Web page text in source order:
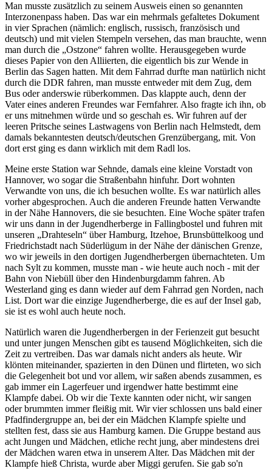
Man musste zusätzlich zu seinem Ausweis einen so genannten
Interzonenpass haben. Das war ein mehrmals gefaltetes Dokument
in vier Sprachen (nämlich: englisch, russisch, französisch und
deutsch) und mit vielen Stempeln versehen, das man brauchte, wenn
man durch die
Ostzone
fahren wollte. Herausgegeben wurde
dieses Papier von den Alliierten, die eigentlich bis zur Wende in
Berlin das Sagen hatten. Mit dem Fahrrad durfte man natürlich nicht
durch die DDR fahren, man musste entweder mit dem Zug, dem
Bus oder anderswie rüberkommen. Das klappte auch, denn der
Vater eines anderen Freundes war Fernfahrer. Also fragte ich ihn, ob
er uns mitnehmen würde und so geschah es. Wir fuhren auf der
leeren Pritsche seines Lastwagens von Berlin nach Helmstedt, dem
damals bekanntesten deutsch/deutschen Grenzübergang, mit. Von
dort erst ging es dann wirklich mit dem Radl los.
Meine erste Station war Sehnde, damals eine kleine Vorstadt von
Hannover, wo sogar die Straßenbahn hinfuhr. Dort wohnten
Verwandte von uns, die ich besuchen wollte. Es war natürlich alles
vorher abgesprochen. Auch die anderen Freunde hatten Verwandte
in der Nähe Hannovers, die sie besuchten. Eine Woche später trafen
wir uns dann in der Jugendherberge in Fallingbostel und fuhren mit
unseren
Drahteseln
über Hamburg, Itzehoe, Brunsbüttelkoog und
Friedrichstadt nach Süderlügum in der Nähe der dänischen Grenze,
wo wir jeweils in den dortigen Jugendherbergen übernachteten. Um
nach Sylt zu kommen, musste man - wie heute auch noch - mit der
Bahn von Niebüll über den Hindenburgdamm fahren. Ab
Westerland ging es dann wieder auf dem Fahrrad gen Norden, nach
List. Dort war die einzige Jugendherberge, die es auf der Insel gab,
sie ist es wohl auch heute noch.
Natürlich waren die Jugendherbergen in der Ferienzeit gut besucht
und unter jungen Menschen gibt es tausend Möglichkeiten, sich die
Zeit zu vertreiben. Das war damals nicht anders als heute. Wir
klönten miteinander, spazierten in den Dünen und flirteten, wo sich
die Gelegenheit bot und vor allem, wir saßen abends zusammen, es
gab immer ein Lagerfeuer und irgendwer hatte bestimmt eine
Klampfe dabei. Ob wir die Texte kannten oder nicht, wir sangen
oder brummten immer fleißig mit. Wir vier schlossen uns bald einer
Pfadfindergruppe an, bei der ein Mädchen Klampfe spielte und
stellten fest, dass sie aus Hamburg kamen. Die Gruppe bestand aus
acht Jungen und Mädchen, etliche recht jung, aber mindestens drei
der Mädchen waren etwa in unserem Alter. Das Mädchen mit der
Klampfe hieß Christa, wurde aber Miggi gerufen. Sie gab so'n